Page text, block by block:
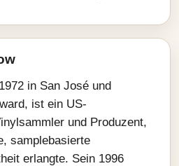
in San José und
ist ein US-
und Produzent,
samplebasierte
erlangte. Sein 1996